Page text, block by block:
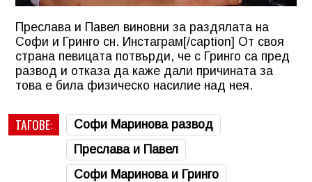
Преслава и Павел виновни за раздялата на
Софи и Гринго сн. Инстаграм[/caption] От своя
страна певицата потвърди, че с Гринго са пред
развод и отказа да каже дали причината за
това е била физическо насилие над нея.
ТАГОВЕ:
Софи Маринова развод
Преслава и Павел
Софи Маринова и Гринго